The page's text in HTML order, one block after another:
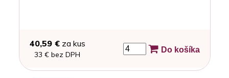
40,59 €za kus
33 € bez DPH
Do košíka